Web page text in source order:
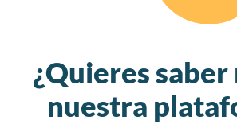
¿Quieres saber
nuestra